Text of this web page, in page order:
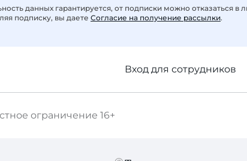
данных гарантируется, от подписки можно отказаться в
подписку, вы даете Согласие на получение рассылки.
Вход для сотрудников
ограничение 16+